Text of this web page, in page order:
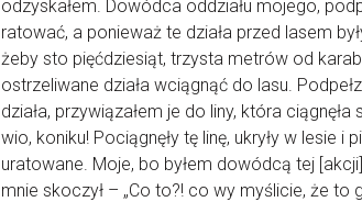
odzyskałem. Dowódca oddziału mojego,
ratować, a ponieważ te działa przed lasem
żeby sto pięćdziesiąt, trzysta metrów od
ostrzeliwane działa wciągnąć do lasu.
działa, przywiązałem je do liny, która
wio, koniku! Pociągnęły tę linę, ukryły w lesie i
uratowane. Moje, bo byłem dowódcą tej
mnie skoczył – „Co to?! co wy myślicie, że to